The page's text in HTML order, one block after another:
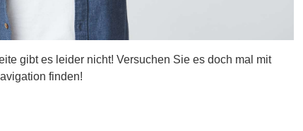
gibt es leider nicht! Versuchen Sie es doch mal mit
finden!